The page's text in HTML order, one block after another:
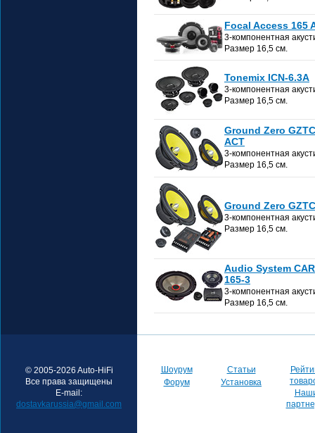
Focal Access 165
3-компонентная
Размер 16,5 см.
Tonemix ICN-6.3A
3-компонентная
Размер 16,5 см.
Ground Zero
ACT
3-компонентная
Размер 16,5 см.
Ground Zero
3-компонентная
Размер 16,5 см.
Audio System
165-3
3-компонентная
Размер 16,5 см.
© 2005-2026 Auto-HiFi
Все права защищены
E-mail:
dostavkarussia@gmail.com
Шоурум
Форум
Статьи
Установка